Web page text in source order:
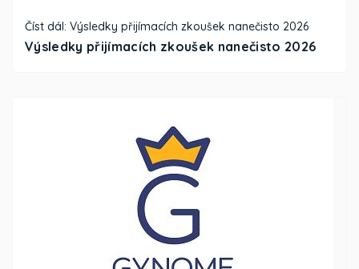
Výsledky přijímacích zkoušek nanečisto 2026
Číst dál: Výsledky přijímacích zkoušek nanečisto 2026